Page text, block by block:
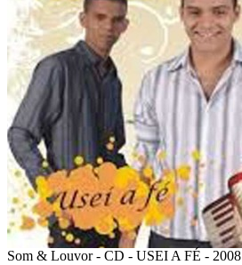
Som & Louvor - CD - USEI A FÉ - 2008